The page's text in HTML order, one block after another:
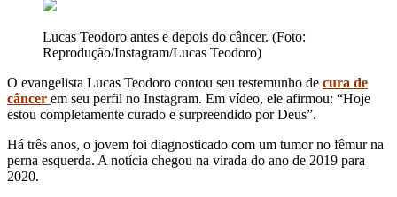
Lucas Teodoro antes e depois do câncer. (Foto:
Reprodução/Instagram/Lucas Teodoro)
O evangelista Lucas Teodoro contou seu testemunho de cura de
câncer em seu perfil no Instagram. Em vídeo, ele afirmou: “Hoje
estou completamente curado e surpreendido por Deus”.
Há três anos, o jovem foi diagnosticado com um tumor no fêmur na
perna esquerda. A notícia chegou na virada do ano de 2019 para
2020.